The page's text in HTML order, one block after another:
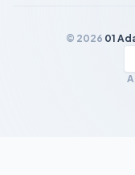
© 2026 01